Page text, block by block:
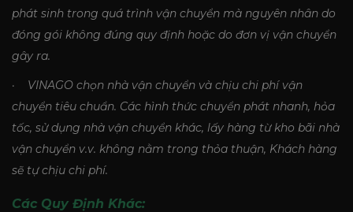
phát sinh trong quá trình vận chuyển mà nguyên nhân do
đóng gói không đúng quy định hoặc do đơn vị vận chuyển
gây ra.
· VINAGO chọn nhà vận chuyển và chịu chi phí vận
chuyển tiêu chuẩn. Các hình thức chuyển phát nhanh, hỏa
tốc, sử dụng nhà vận chuyển khác, lấy hàng từ kho bãi nhà
vận chuyển v.v. không nằm trong thỏa thuận, Khách hàng
sẽ tự chịu chi phí.
Các Quy Định Khác: